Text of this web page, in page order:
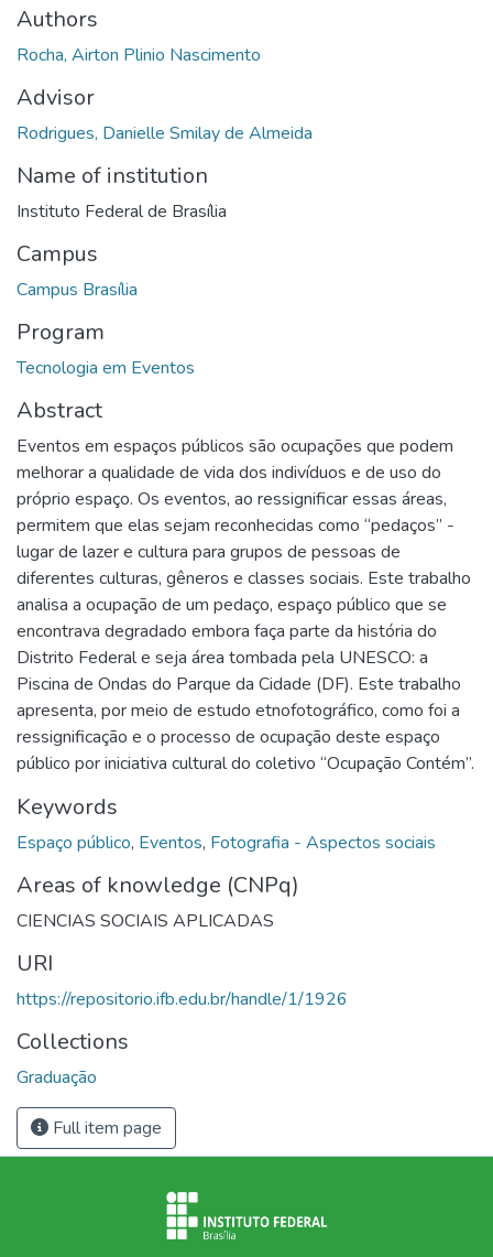
Authors
Rocha, Airton Plinio Nascimento
Advisor
Rodrigues, Danielle Smilay de Almeida
Name of institution
Instituto Federal de Brasília
Campus
Campus Brasília
Program
Tecnologia em Eventos
Abstract
Eventos em espaços públicos são ocupações que podem
melhorar a qualidade de vida dos indivíduos e de uso do
próprio espaço. Os eventos, ao ressignificar essas áreas,
permitem que elas sejam reconhecidas como “pedaços” -
lugar de lazer e cultura para grupos de pessoas de
diferentes culturas, gêneros e classes sociais. Este trabalho
analisa a ocupação de um pedaço, espaço público que se
encontrava degradado embora faça parte da história do
Distrito Federal e seja área tombada pela UNESCO: a
Piscina de Ondas do Parque da Cidade (DF). Este trabalho
apresenta, por meio de estudo etnofotográfico, como foi a
ressignificação e o processo de ocupação deste espaço
público por iniciativa cultural do coletivo “Ocupação Contém”.
Keywords
Espaço público, Eventos, Fotografia - Aspectos sociais
Areas of knowledge (CNPq)
CIENCIAS SOCIAIS APLICADAS
URI
https://repositorio.ifb.edu.br/handle/1/1926
Collections
Graduação
Full item page